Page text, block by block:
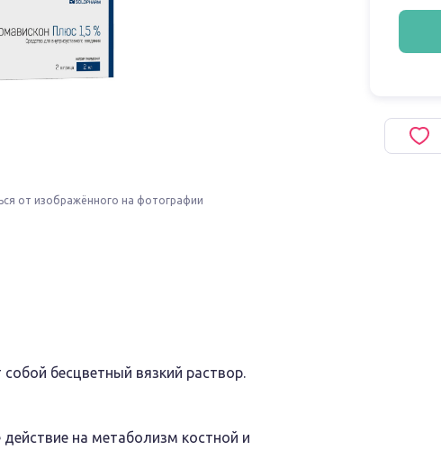
от изображённого на фотографии
бесцветный вязкий раствор.
на метаболизм костной и